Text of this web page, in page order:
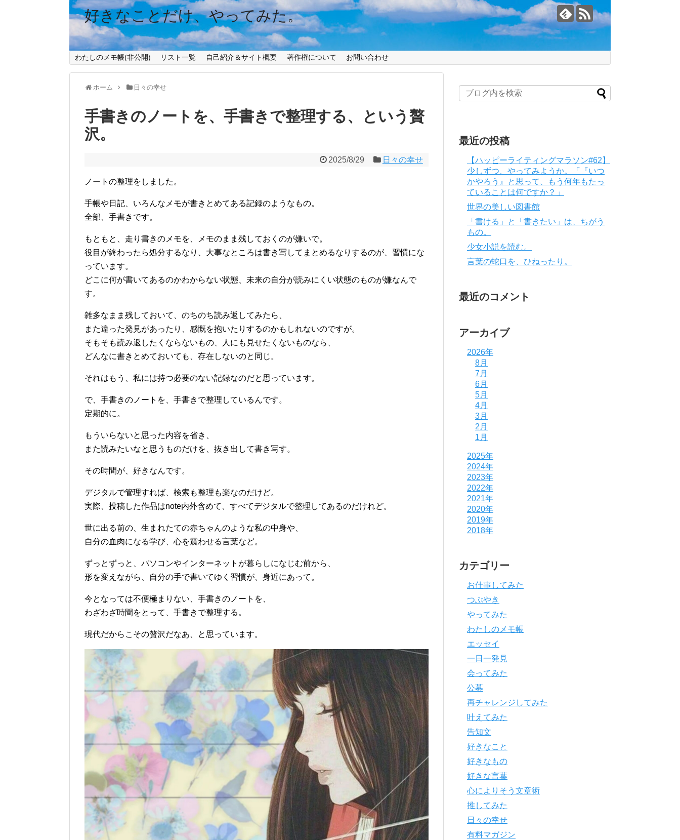
好きなことだけ、やってみた。
わたしのメモ帳(非公開) リスト一覧 自己紹介＆サイト概要 著作権について お問い合わせ
ホーム 日々の幸せ
手書きのノートを、手書きで整理する、という贅
沢。
2025/8/29 日々の幸せ
ノートの整理をしました。
手帳や日記、いろんなメモが書きとめてある記録のようなもの。
全部、手書きです。
もともと、走り書きのメモを、メモのまま残しておくのが嫌いで。
役目が終わったら処分するなり、大事なところは書き写してまとめるなりするのが、習慣にな
っています。
どこに何が書いてあるのかわからない状態、未来の自分が読みにくい状態のものが嫌なんで
す。
雑多なまま残しておいて、のちのち読み返してみたら、
また違った発見があったり、感慨を抱いたりするのかもしれないのですが。
そもそも読み返したくならないもの、人にも見せたくないものなら、
どんなに書きとめておいても、存在しないのと同じ。
それはもう、私には持つ必要のない記録なのだと思っています。
で、手書きのノートを、手書きで整理しているんです。
定期的に。
もういらないと思った内容を省き、
また読みたいなと思うものだけを、抜き出して書き写す。
その時間が、好きなんです。
デジタルで管理すれば、検索も整理も楽なのだけど。
実際、投稿した作品はnote内外含めて、すべてデジタルで整理してあるのだけれど。
世に出る前の、生まれたての赤ちゃんのような私の中身や、
自分の血肉になる学び、心を震わせる言葉など。
ずっとずっと、パソコンやインターネットが暮らしになじむ前から、
形を変えながら、自分の手で書いてゆく習慣が、身近にあって。
今となっては不便極まりない、手書きのノートを、
わざわざ時間をとって、手書きで整理する。
現代だからこその贅沢だなあ、と思っています。
最近の投稿
【ハッピーライティングマラソン#62】
少しずつ、やってみようか。「『いつ
かやろう』と思って、もう何年もたっ
ていることは何ですか？」
世界の美しい図書館
「書ける」と「書きたい」は、ちがう
もの。
少女小説を読む。
言葉の蛇口を、ひねったり。
最近のコメント
アーカイブ
2026年
8月
7月
6月
5月
4月
3月
2月
1月
2025年
2024年
2023年
2022年
2021年
2020年
2019年
2018年
カテゴリー
お仕事してみた
つぶやき
やってみた
わたしのメモ帳
エッセイ
一日一発見
会ってみた
公募
再チャレンジしてみた
叶えてみた
告知文
好きなこと
好きなもの
好きな言葉
心によりそう文章術
推してみた
日々の幸せ
有料マガジン